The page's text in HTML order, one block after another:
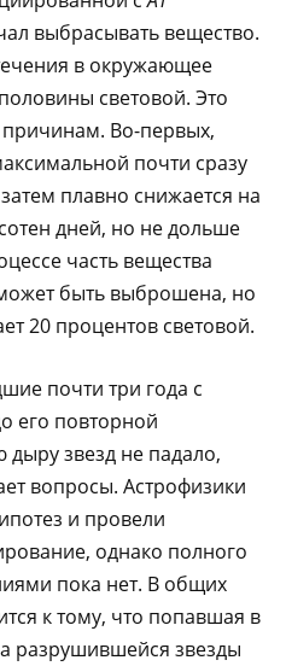
выбрасывать вещество.
в окружающее
световой. Это
Во-первых,
почти сразу
плавно снижается на
дней, но не дольше
часть вещества
быть выброшена, но
20 процентов световой.
почти три года с
его повторной
дыру звезд не падало,
вопросы. Астрофизики
и провели
однако полного
пока нет. В общих
к тому, что попавшая в
разрушившейся звезды